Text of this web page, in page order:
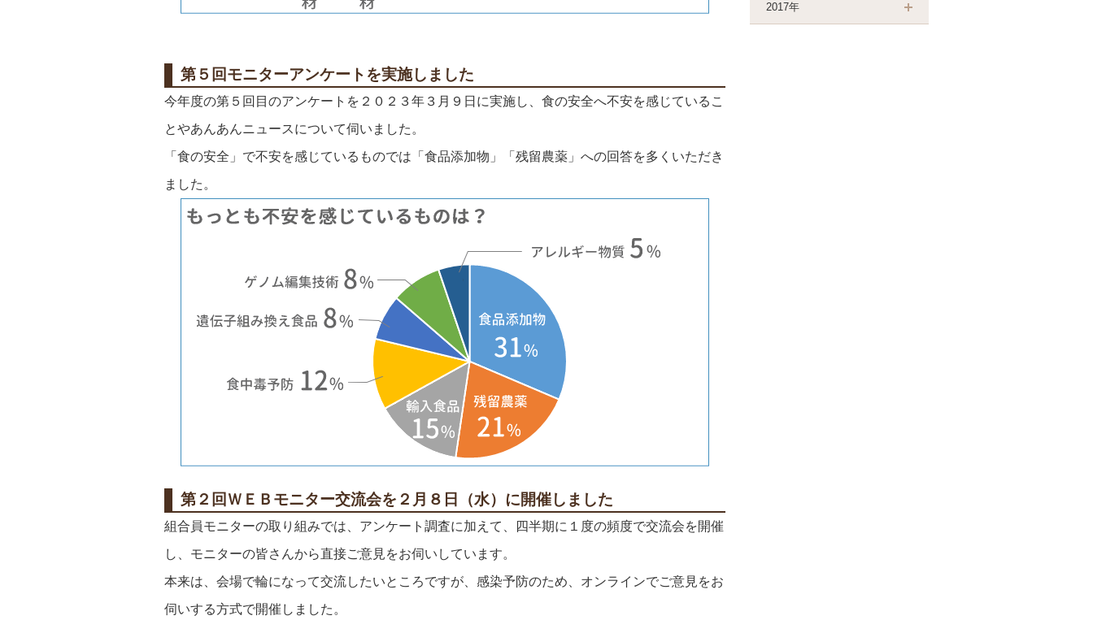
第５回モニターアンケートを実施しました
今年度の第５回目のアンケートを２０２３年３月９日に実施し、食の安全へ不安を感じているこ
とやあんあんニュースについて伺いました。
「食の安全」で不安を感じているものでは「食品添加物」「残留農薬」への回答を多くいただき
ました。
第２回ＷＥＢモニター交流会を２月８日（水）に開催しました
組合員モニターの取り組みでは、アンケート調査に加えて、四半期に１度の頻度で交流会を開催
し、モニターの皆さんから直接ご意見をお伺いしています。
本来は、会場で輪になって交流したいところですが、感染予防のため、オンラインでご意見をお
伺いする方式で開催しました。
2017年